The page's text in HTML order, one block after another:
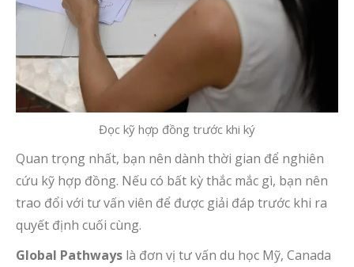
Đọc kỹ hợp đồng trước khi ký
Quan trọng nhất, bạn nên dành thời gian để nghiên
cứu kỹ hợp đồng. Nếu có bất kỳ thắc mắc gì, bạn nên
trao đổi với tư vấn viên để được giải đáp trước khi ra
quyết định cuối cùng.
Global Pathways là đơn vị tư vấn du học Mỹ, Canada